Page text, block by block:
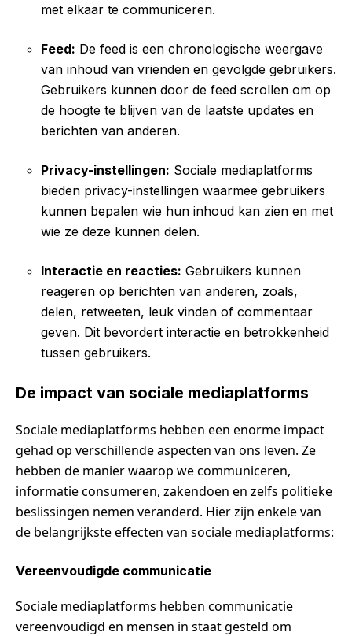
met elkaar te communiceren.
Feed: De feed is een chronologische weergave
van inhoud van vrienden en gevolgde gebruikers.
Gebruikers kunnen door de feed scrollen om op
de hoogte te blijven van de laatste updates en
berichten van anderen.
Privacy-instellingen: Sociale mediaplatforms
bieden privacy-instellingen waarmee gebruikers
kunnen bepalen wie hun inhoud kan zien en met
wie ze deze kunnen delen.
Interactie en reacties: Gebruikers kunnen
reageren op berichten van anderen, zoals,
delen, retweeten, leuk vinden of commentaar
geven. Dit bevordert interactie en betrokkenheid
tussen gebruikers.
De impact van sociale mediaplatforms
Sociale mediaplatforms hebben een enorme impact
gehad op verschillende aspecten van ons leven. Ze
hebben de manier waarop we communiceren,
informatie consumeren, zakendoen en zelfs politieke
beslissingen nemen veranderd. Hier zijn enkele van
de belangrijkste effecten van sociale mediaplatforms:
Vereenvoudigde communicatie
Sociale mediaplatforms hebben communicatie
vereenvoudigd en mensen in staat gesteld om